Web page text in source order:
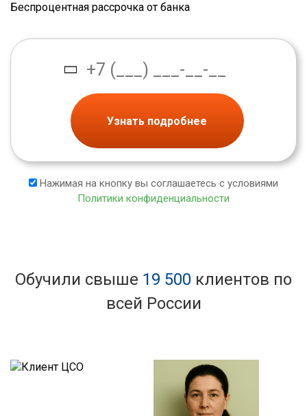
Беспроцентная рассрочка от банка
Узнать подробнее
Нажимая на кнопку вы соглашаетесь с условиями
Политики конфиденциальности
Обучили свыше 19 500 клиентов по
всей России